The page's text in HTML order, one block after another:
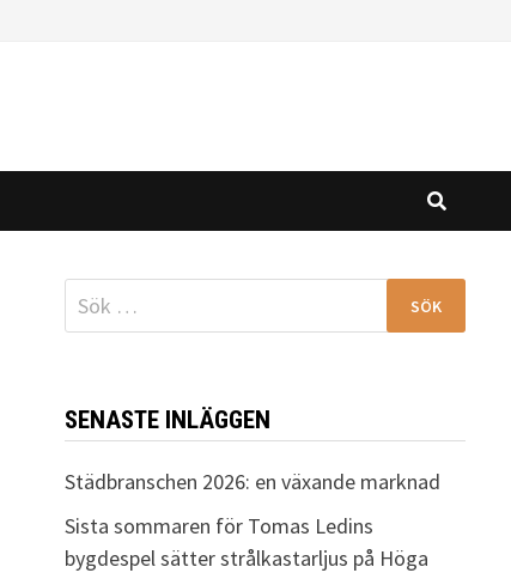
Sök
efter:
SENASTE INLÄGGEN
Städbranschen 2026: en växande marknad
Sista sommaren för Tomas Ledins
bygdespel sätter strålkastarljus på Höga